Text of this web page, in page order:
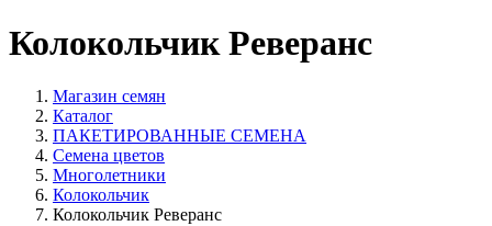
Колокольчик Реверанс
Магазин семян
Каталог
ПАКЕТИРОВАННЫЕ СЕМЕНА
Семена цветов
Многолетники
Колокольчик
Колокольчик Реверанс